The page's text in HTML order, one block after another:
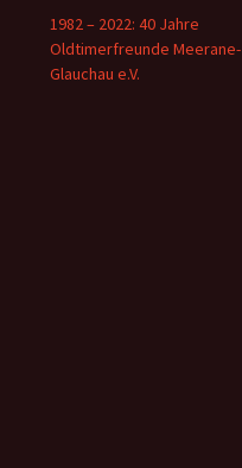
1982 – 2022: 40 Jahre
Oldtimerfreunde Meerane-
Glauchau e.V.